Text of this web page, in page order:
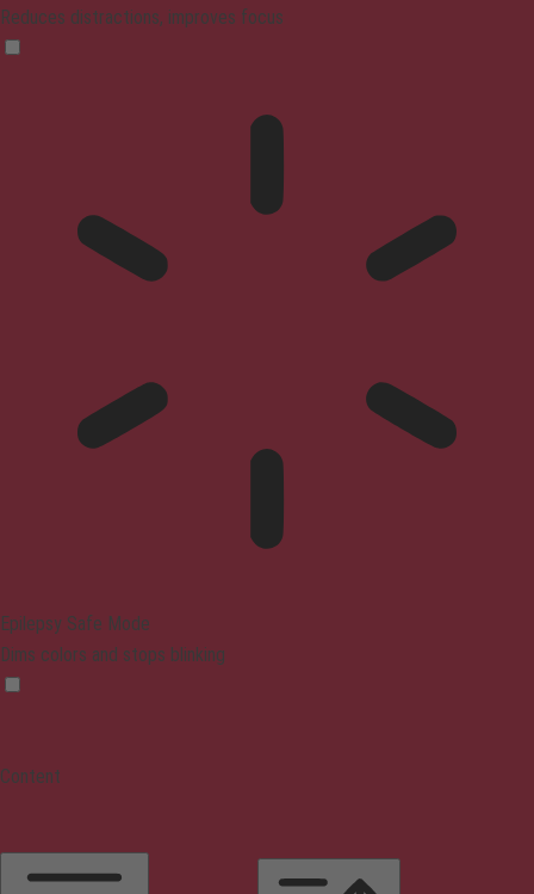
Reduces distractions, improves focus
Epilepsy Safe Mode
Dims colors and stops blinking
Content